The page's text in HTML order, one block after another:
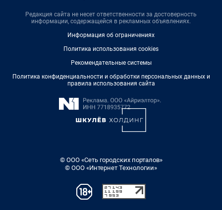
Редакция сайта не несет ответственности за достоверность
информации, содержащейся в рекламных объявлениях.
Информация об ограничениях
Политика использования cookies
Рекомендательные системы
Политика конфиденциальности и обработки персональных данных и
правила использования сайта
© ООО «Сеть городских порталов»
© ООО «Интернет Технологии»